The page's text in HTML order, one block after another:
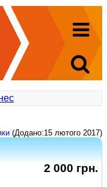
(Додано:15 лютого 2017)
2 000 грн.